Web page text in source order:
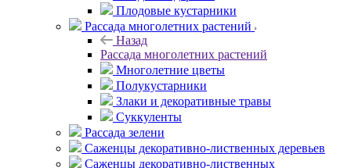
Плодовые кустарники
Рассада многолетних растений
Назад
Рассада многолетних растений
Многолетние цветы
Полукустарники
Злаки и декоративные травы
Суккуленты
Рассада зелени
Саженцы декоративно-лиственных деревьев
Саженцы декоративно-лиственных